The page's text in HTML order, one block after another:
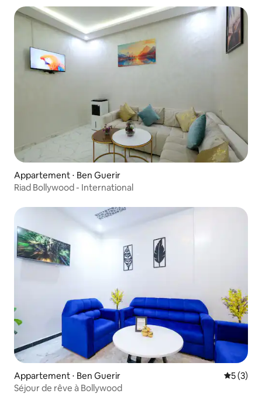
Appartement ⋅ Ben Guerir
Riad Bollywood - International
Appartement ⋅ Ben Guerir
5 (3)
Séjour de rêve à Bollywood